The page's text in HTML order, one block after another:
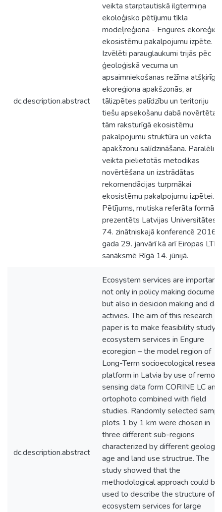
dc.description.abstract
veikta starptautiskā ilgtermiņa
ekoloģisko pētījumu tīkla
modeļreģiona - Engures
ekosistēmu pakalpojumu izpēte.
Izvēlēti parauglaukumi trijās pēc
ģeoloģiskā vecuma un
apsaimniekošanas režīma
ekoreģiona apakšzonās, ar
tālizpētes palīdzību un teritoriju
tiešu apsekošanu dabā novērtēta
tām raksturīgā ekosistēmu
pakalpojumu struktūra un veikta
apakšzonu salīdzināšana. Paralēli
veikta pielietotās metodikas
novērtēšana un izstrādātas
rekomendācijas turpmākai
ekosistēmu pakalpojumu izpētei.
Pētījums, mutiska referāta formā ir
prezentēts Latvijas Universitātes
74. zinātniskajā konferencē 2016.
gada 29. janvārī kā arī Eiropas
sanāksmē Rīgā 14. jūnijā.
dc.description.abstract
Ecosystem services are important
not only in policy making
but also in desicion making and
activies. The aim of this research
paper is to make feasibility study,
ecosystem services in Engure
ecoregion – the model region of
Long-Term socioecological
platform in Latvia by use of remote
sensing data form CORINE LC and
ortophoto combined with field
studies. Randomly selected
plots 1 by 1 km were chosen in
three different sub-regions
characterized by different
age and land use structrue. The
study showed that the
methodological approach could be
used to describe the structure of
ecosystem services for large